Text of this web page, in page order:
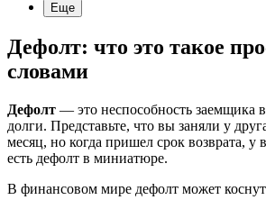
Еще
Дефолт: что это такое
словами
Дефолт — это неспособность заемщика
долги. Представьте, что вы заняли у
месяц, но когда пришел срок возврата, у
есть дефолт в миниатюре.
В финансовом мире дефолт может